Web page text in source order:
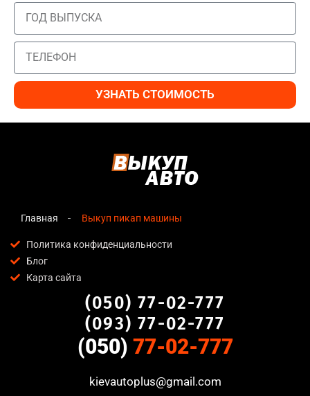
УЗНАТЬ СТОИМОСТЬ
Главная Выкуп пикап машины
Политика конфиденциальности
Блог
Карта сайта
(050) 77-02-777
(093) 77-02-777
(050) 77-02-777
kievautoplus@gmail.com